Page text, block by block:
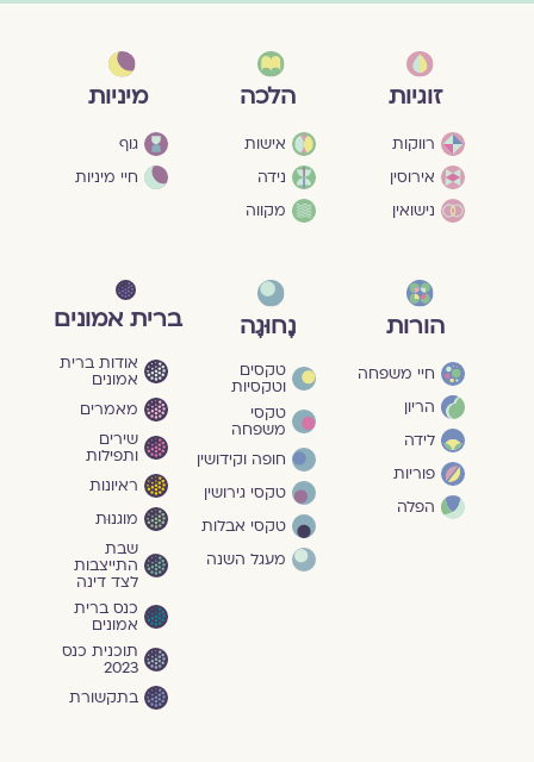
זוגיות
רווקות
אירוסין
נישואין
הלכה
אישות
נידה
מקווה
מיניות
גוף
חיי מיניות
הורות
חיי משפחה
הריון
לידה
פוריות
הפלה
נָחוּגָה
טקסים
וטקסיות
טקסי
משפחה
חופה וקידושין
טקסי גירושין
טקסי אבלות
מעגל השנה
ברית אמונים
אודות ברית
אמונים
מאמרים
שירים
ותפילות
ראיונות
מוגנוּת
שבת
התייצבות
לצד דינה
כנס ברית
אמונים
תוכנית כנס
2023
בתקשורת